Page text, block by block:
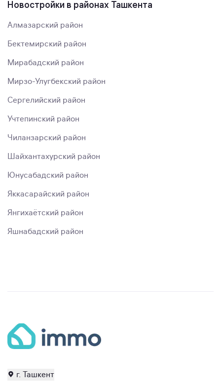
Новостройки в районах Ташкента
Алмазарский район
Бектемирский район
Мирабадский район
Мирзо-Улугбекский район
Сергелийский район
Учтепинский район
Чиланзарский район
Шайхантахурский район
Юнусабадский район
Яккасарайский район
Янгихаётский район
Яшнабадский район
г. Ташкент